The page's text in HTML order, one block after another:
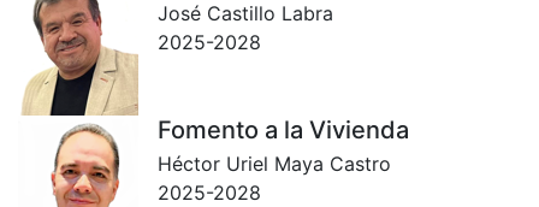
José Castillo Labra
2025-2028
Fomento a la Vivienda
Héctor Uriel Maya Castro
2025-2028